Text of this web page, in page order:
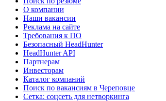
О компании
Наши вакансии
Реклама на сайте
Требования к ПО
Безопасный HeadHunter
HeadHunter API
Партнерам
Инвесторам
Каталог компаний
Поиск по вакансиям в Череповце
Сетка: соцсеть для нетворкинга